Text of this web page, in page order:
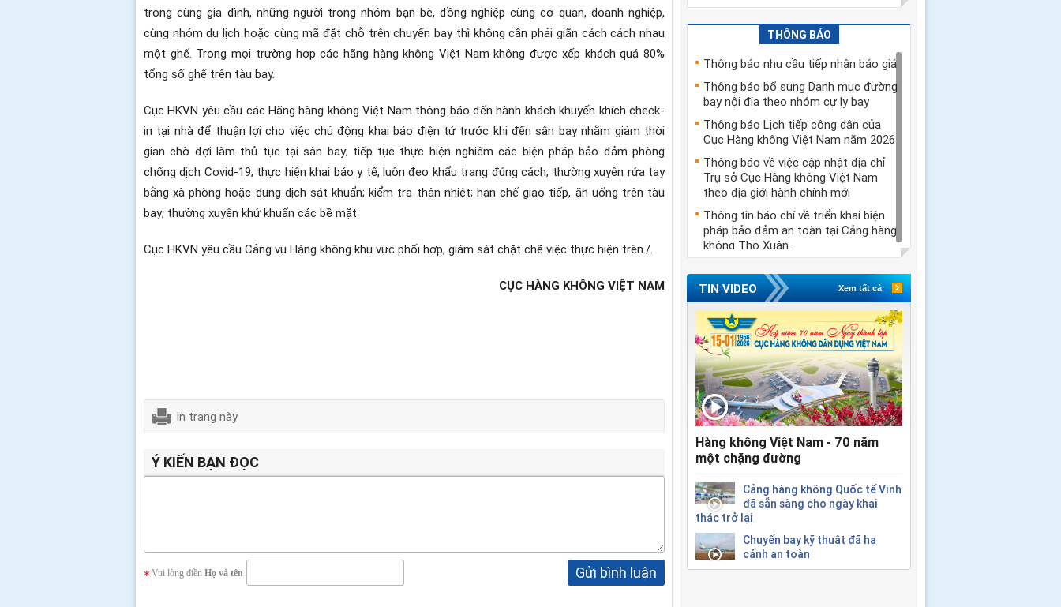
trong cùng gia đình, những người trong nhóm bạn bè, đồng nghiệp cùng cơ quan, doanh nghiệp,
cùng nhóm du lịch hoặc cùng mã đặt chỗ trên chuyến bay thì không cần phải giãn cách cách nhau
một ghế. Trong mọi trường hợp các hãng hàng không Việt Nam không được xếp khách quá 80%
tổng số ghế trên tàu bay.
Cục HKVN yêu cầu các Hãng hàng không Việt Nam thông báo đến hành khách khuyến khích check-
in tại nhà để thuận lợi cho việc chủ động khai báo điện tử trước khi đến sân bay nhằm giảm thời
gian chờ đợi làm thủ tục tại sân bay; tiếp tục thực hiện nghiêm các biện pháp bảo đảm phòng
chống dịch Covid-19; thực hiện khai báo y tế, luôn đeo khẩu trang đúng cách; thường xuyên rửa tay
bằng xà phòng hoặc dung dịch sát khuẩn; kiểm tra thân nhiệt; hạn chế giao tiếp, ăn uống trên tàu
bay; thường xuyên khử khuẩn các bề mặt.
Cục HKVN yêu cầu Cảng vụ Hàng không khu vực phối hợp, giám sát chặt chẽ việc thực hiện trên./.
CỤC HÀNG KHÔNG VIỆT NAM
In trang này
Ý KIẾN BẠN ĐỌC
Vui lòng điền Họ và tên Gửi bình luận
THÔNG BÁO
Thông báo nhu cầu tiếp nhận báo giá
Thông báo bổ sung Danh mục đường
bay nội địa theo nhóm cự ly bay
Thông báo Lịch tiếp công dân của
Cục Hàng không Việt Nam năm 2026
Thông báo về việc cập nhật địa chỉ
Trụ sở Cục Hàng không Việt Nam
theo địa giới hành chính mới
Thông tin báo chí về triển khai biện
pháp bảo đảm an toàn tại Cảng hàng
không Thọ Xuân.
TIN VIDEO Xem tất cả
Hàng không Việt Nam - 70 năm
một chặng đường
Cảng hàng không Quốc tế Vinh
đã sẵn sàng cho ngày khai
thác trở lại
Chuyến bay kỹ thuật đã hạ
cánh an toàn